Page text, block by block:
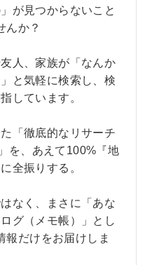
が見つからないこと
んか？
人、家族が「なんか
と気軽に検索し、検
しています。
「徹底的なリサーチ
を、あえて100%『地
全振りする。
なく、まさに「あな
グ（メモ帳）」とし
報だけをお届けしま